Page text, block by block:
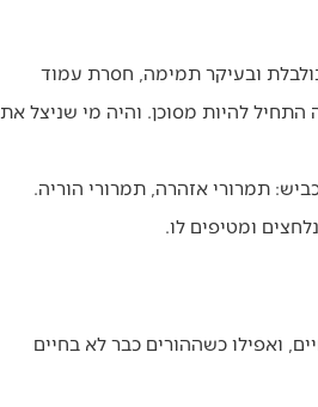
ובעיקר תמימה, חסרת עמוד
להיות מסוכן. והיה מי שניצל את
תמרורי אזהרה, תמרורי הוריה.
ומטיפים לו.
ואפילו כשההורים כבר לא בחיים